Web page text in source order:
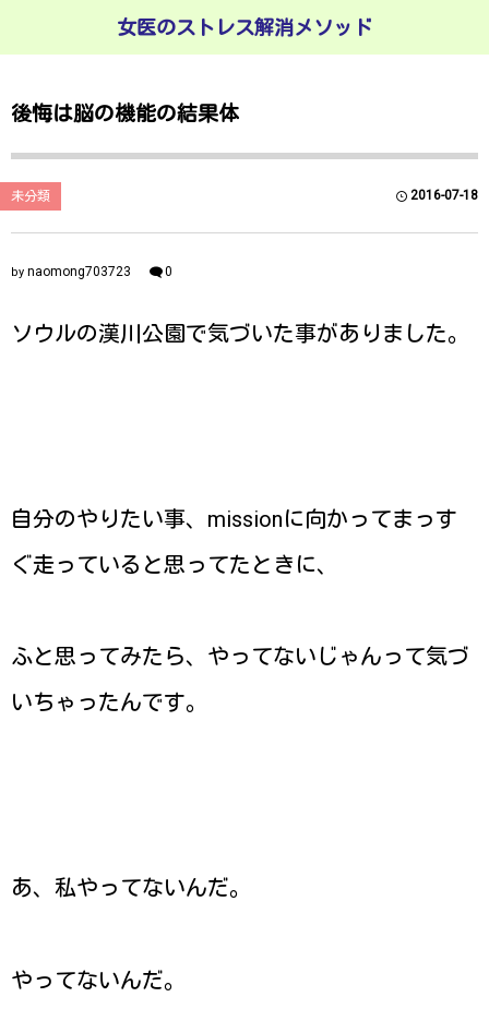
女医のストレス解消メソッド
後悔は脳の機能の結果体
未分類 2016-07-18
by naomong703723 0
ソウルの漢川公園で気づいた事がありました。
自分のやりたい事、missionに向かってまっす
ぐ走っていると思ってたときに、
ふと思ってみたら、やってないじゃんって気づ
いちゃったんです。
あ、私やってないんだ。
やってないんだ。